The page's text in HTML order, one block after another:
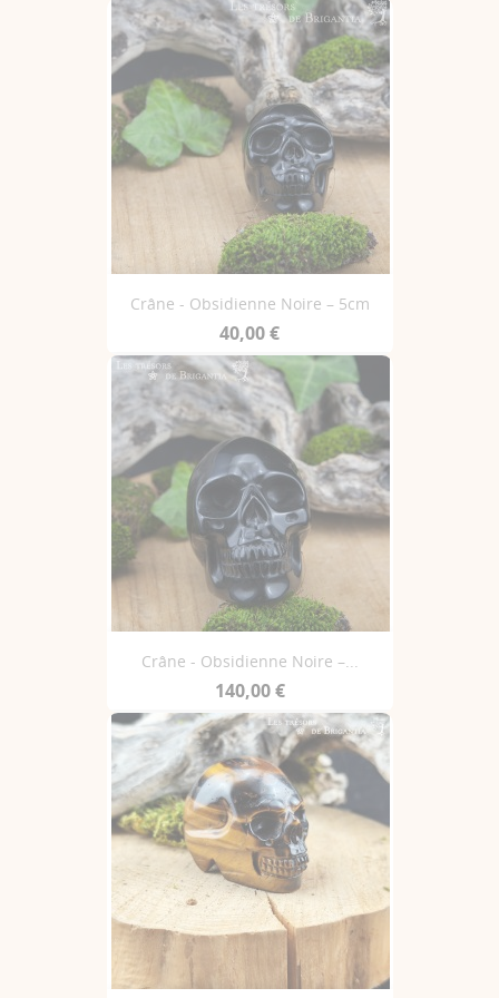
Crâne - Obsidienne Noire – 5cm
40,00 €
Crâne - Obsidienne Noire –...
140,00 €